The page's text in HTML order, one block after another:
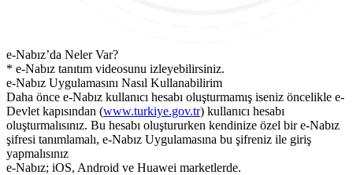
e-Nabız’da Neler Var?
* e-Nabız tanıtım videosunu izleyebilirsiniz.
e-Nabız Uygulamasını Nasıl Kullanabilirim
Daha önce e-Nabız kullanıcı hesabı oluşturmamış iseniz öncelikle e-
Devlet kapısından (www.turkiye.gov.tr) kullanıcı hesabı
oluşturmalısınız. Bu hesabı oluştururken kendinize özel bir e-Nabız
şifresi tanımlamalı, e-Nabız Uygulamasına bu şifreniz ile giriş
yapmalısınız
e-Nabız; iOS, Android ve Huawei marketlerde.